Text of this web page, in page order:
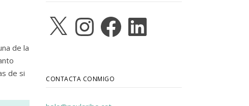
de la
de si
X InstagramFacebookLinkedIn
CONTACTA CONMIGO